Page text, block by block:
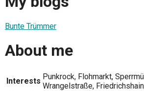
Bunte Trümmer
About me
Interests Punkrock, Flohmarkt,
Wrangelstraße,